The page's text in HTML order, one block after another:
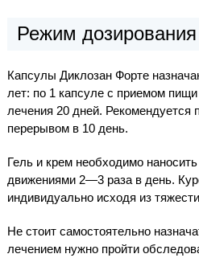
Режим дозирования
Капсулы Диклозан Форте
лет: по 1 капсуле с приемом пищи
лечения 20 дней. Рекомендуется
перерывом в 10 день.
Гель и крем необходимо
движениями 2—3 раза в день.
индивидуально исходя из
Не стоит самостоятельно
лечением нужно пройти